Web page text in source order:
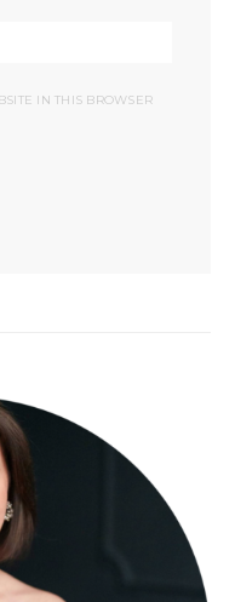
IN THIS BROWSER